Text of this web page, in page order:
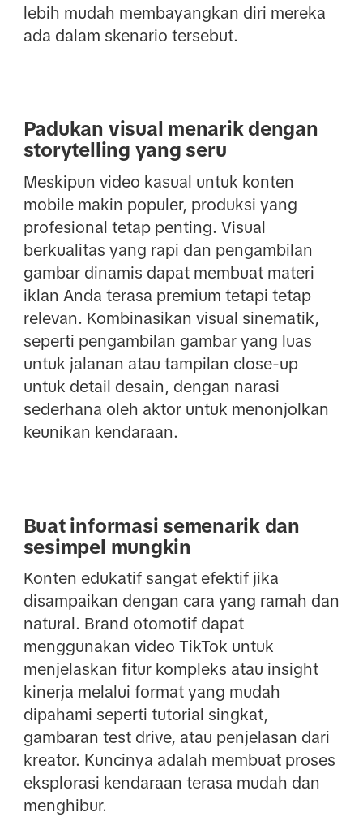
lebih mudah membayangkan diri mereka
ada dalam skenario tersebut.
Padukan visual menarik dengan
storytelling yang seru
Meskipun video kasual untuk konten
mobile makin populer, produksi yang
profesional tetap penting. Visual
berkualitas yang rapi dan pengambilan
gambar dinamis dapat membuat materi
iklan Anda terasa premium tetapi tetap
relevan. Kombinasikan visual sinematik,
seperti pengambilan gambar yang luas
untuk jalanan atau tampilan close-up
untuk detail desain, dengan narasi
sederhana oleh aktor untuk menonjolkan
keunikan kendaraan.
Buat informasi semenarik dan
sesimpel mungkin
Konten edukatif sangat efektif jika
disampaikan dengan cara yang ramah dan
natural. Brand otomotif dapat
menggunakan video TikTok untuk
menjelaskan fitur kompleks atau insight
kinerja melalui format yang mudah
dipahami seperti tutorial singkat,
gambaran test drive, atau penjelasan dari
kreator. Kuncinya adalah membuat proses
eksplorasi kendaraan terasa mudah dan
menghibur.